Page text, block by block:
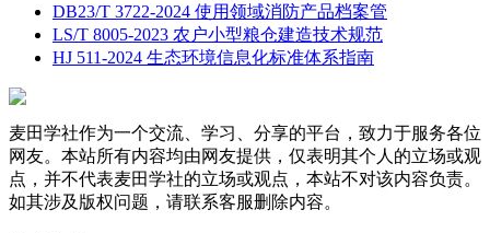
DB23/T 3722-2024 使用领域消防产品档案管
LS/T 8005-2023 农户小型粮仓建造技术规范
HJ 511-2024 生态环境信息化标准体系指南
麦田学社作为一个交流、学习、分享的平台，致力于服务各位
网友。本站所有内容均由网友提供，仅表明其个人的立场或观
点，并不代表麦田学社的立场或观点，本站不对该内容负责。
如其涉及版权问题，请联系客服删除内容。